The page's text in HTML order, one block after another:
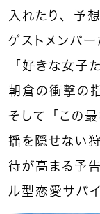
入れたり、予
ゲストメンバー
「好きな女子
朝倉の衝撃の
そして「この
揺を隠せない
待が高まる予
ル型恋愛サバ